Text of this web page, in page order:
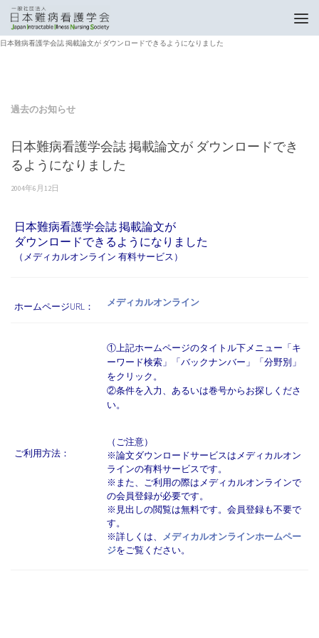
トップページ 過去のお知らせ
日本難病看護学会誌 掲載論文が ダウンロードできるようになりました
過去のお知らせ
日本難病看護学会誌 掲載論文が ダウンロードでき
るようになりました
2004年6月12日
日本難病看護学会誌 掲載論文が
ダウンロードできるようになりました
（メディカルオンライン 有料サービス）
ホームページURL： メディカルオンライン
ご利用方法：
①上記ホームページのタイトル下メニュー 「キ
ーワード検索」「バックナンバー」「分野別」
をクリック。
②条件を入力、あるいは巻号からお探しくださ
い。
（ご注意）
※論文ダウンロードサービスはメディカルオン
ラインの有料サービスです。
※また、ご利用の際はメディカルオンラインで
の会員登録が必要です。
※見出しの閲覧は無料です。会員登録も不要で
す。
※詳しくは、 メディカルオンラインホームペー
ジをご覧ください。